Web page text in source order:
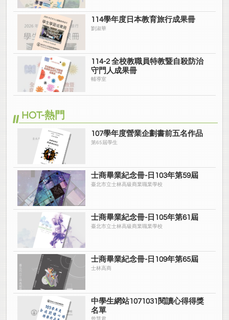
114學年度日本教育旅行成果冊
劉淑華
114-2 全校教職員特教暨自殺防治
守門人成果冊
輔導室
HOT-熱門
107學年度營業企劃書前五名作品
第65屆學生
士商畢業紀念冊-日103年第59屆
臺北市立士林高級商業職業學校
士商畢業紀念冊-日105年第61屆
臺北市立士林高級商業職業學校
士商畢業紀念冊-日109年第65屆
士林高商
中學生網站1071031閱讀心得得獎
名單
曾慧君